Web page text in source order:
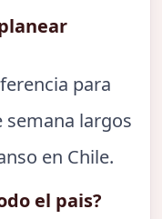
para
largos
en Chile.
el pais?